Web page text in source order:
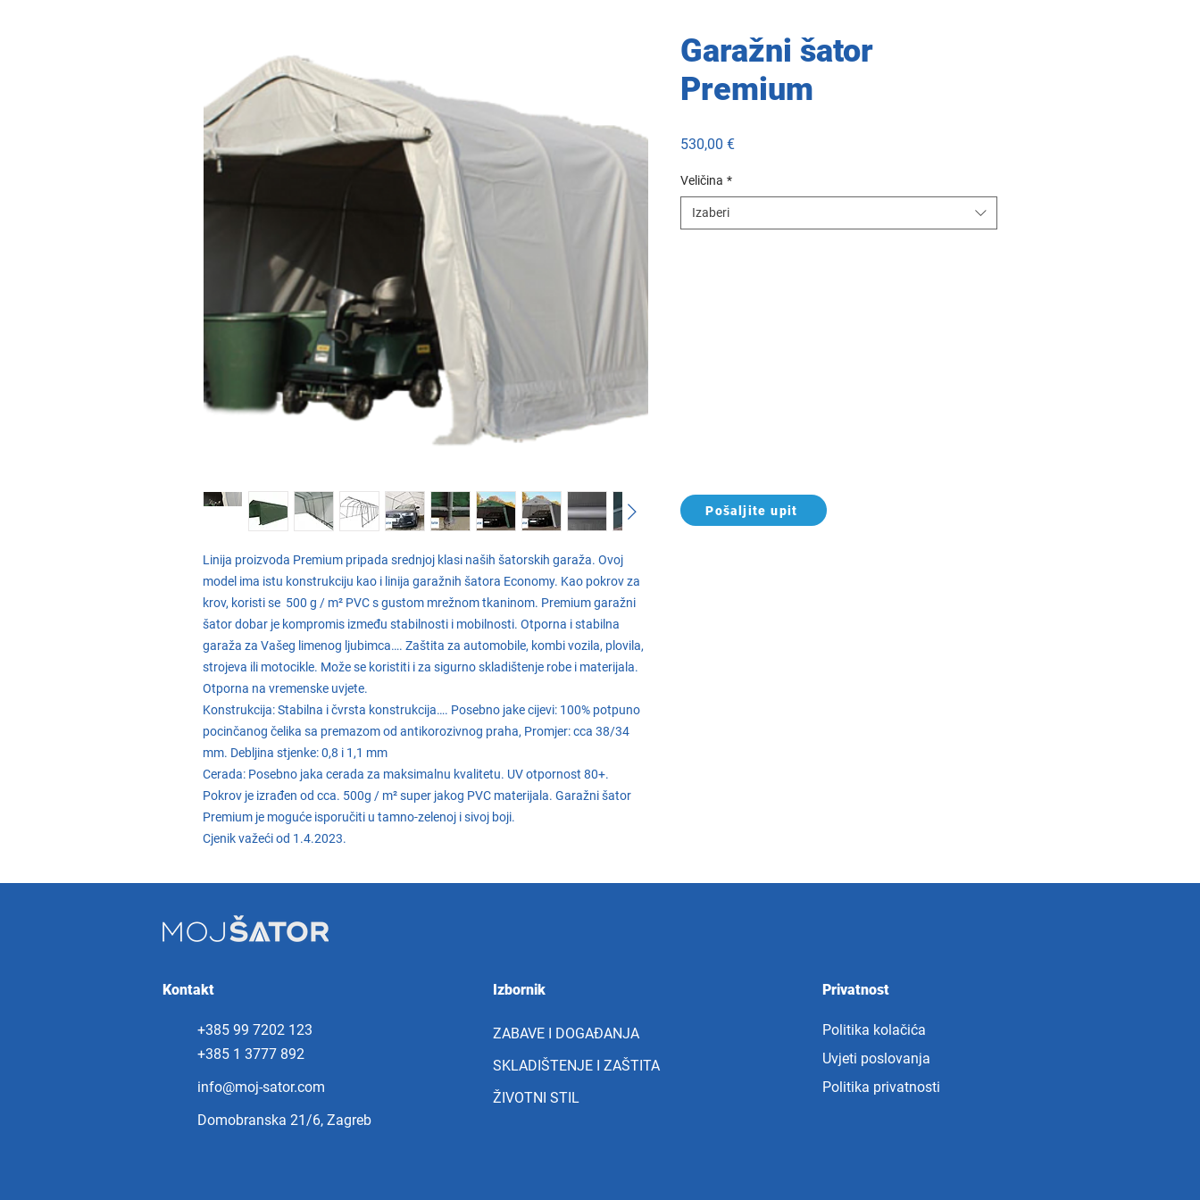
Linija proizvoda Premium pripada srednjoj klasi naših šatorskih garaža. Ovoj
model ima istu konstrukciju kao i linija garažnih šatora Economy. Kao pokrov za
krov, koristi se 500 g / m² PVC s gustom mrežnom tkaninom. Premium garažni
šator dobar je kompromis između stabilnosti i mobilnosti. Otporna i stabilna
garaža za Vašeg limenog ljubimca…. Zaštita za automobile, kombi vozila, plovila,
strojeva ili motocikle. Može se koristiti i za sigurno skladištenje robe i materijala.
Otporna na vremenske uvjete.
Konstrukcija: Stabilna i čvrsta konstrukcija…. Posebno jake cijevi: 100% potpuno
pocinčanog čelika sa premazom od antikorozivnog praha, Promjer: cca 38/34
mm. Debljina stjenke: 0,8 i 1,1 mm
Cerada: Posebno jaka cerada za maksimalnu kvalitetu. UV otpornost 80+.
Pokrov je izrađen od cca. 500g / m² super jakog PVC materijala. Garažni šator
Premium je moguće isporučiti u tamno-zelenoj i sivoj boji.
Cjenik važeći od 1.4.2023.
Garažni šator
Premium
530,00 €Cijena
Veličina *
Izaberi
Pošaljite upit
Kontakt
+385 99 7202 123
+385 1 3777 892 ​
info@moj-sator.com
Domobranska 21/6, Zagreb
Izbornik Privatnost
Politika kolačića
Politika privatnosti
ZABAVE I DOGAĐANJA
SKLADIŠTENJE I ZAŠTITA
ŽIVOTNI STIL
Uvjeti poslovanja